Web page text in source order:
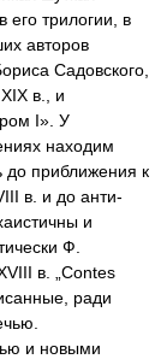
его трилогии, в
авторов
Садовского,
в., и
І». У
находим
до приближения к
в. и до анти-
и
Ф.
в. „Contes
ради
и новыми